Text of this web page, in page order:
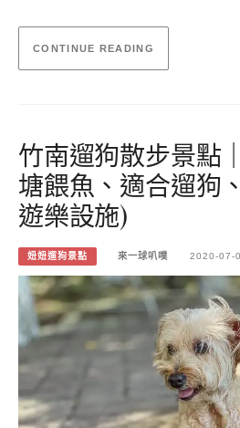
CONTINUE READING
竹南遛狗散步景點
塘餵魚、適合遛狗
遊樂設施)
妞妞遛狗景點 來一球叭噗 2020-07-